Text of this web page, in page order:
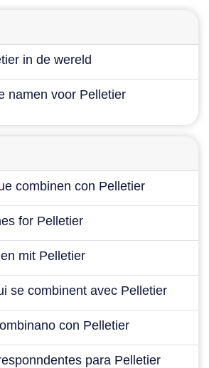
in de wereld
namen voor Pelletier
combinen con Pelletier
for Pelletier
mit Pelletier
se combinent avec Pelletier
con Pelletier
para Pelletier